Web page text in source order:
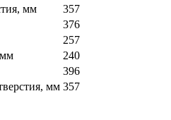
мм
357
376
257
240
396
мм 357